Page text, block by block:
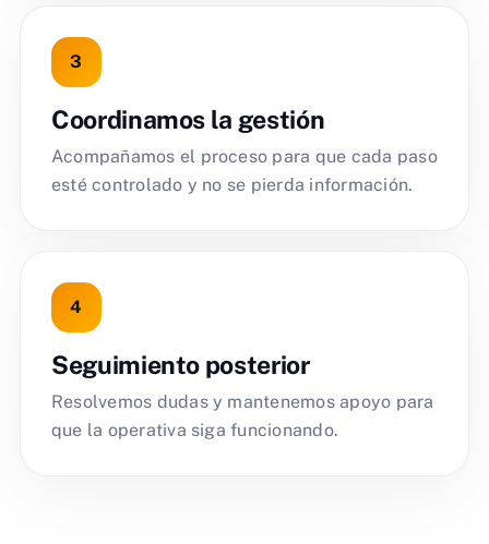
Coordinamos la gestión
Acompañamos el proceso para que cada paso
esté controlado y no se pierda información.
Seguimiento posterior
Resolvemos dudas y mantenemos apoyo para
que la operativa siga funcionando.